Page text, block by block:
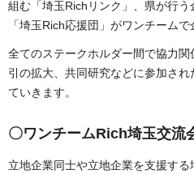
組む「埼玉Richリンク」、県が行
「埼玉Rich応援団」がワンチーム
全てのステークホルダー間で協力
引の拡大、共同研究などに参加さ
ていきます。
〇ワンチームRich埼玉交流
立地企業同士や立地企業を支援す